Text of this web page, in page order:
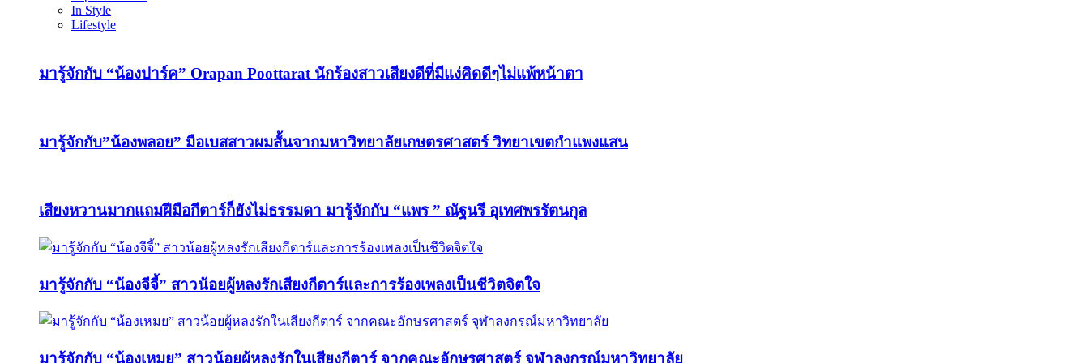
In Style
Lifestyle
มารู้จักกับ “น้องปาร์ค” Orapan Poottarat นักร้องสาวเสียงดีที่มีแง่คิดดีๆไม่แพ้หน้าตา
มารู้จักกับ”น้องพลอย” มือเบสสาวผมสั้นจากมหาวิทยาลัยเกษตรศาสตร์ วิทยาเขตกำแพงแสน
เสียงหวานมากแถมฝีมือกีตาร์ก็ยังไม่ธรรมดา มารู้จักกับ “แพร ” ณัฐนรี อุเทศพรรัตนกุล
มารู้จักกับ “น้องจีจี้” สาวน้อยผู้หลงรักเสียงกีตาร์และการร้องเพลงเป็นชีวิตจิตใจ
มารู้จักกับ “น้องเหมย” สาวน้อยผู้หลงรักในเสียงกีตาร์ จากคณะอักษรศาสตร์ จุฬาลงกรณ์มหาวิทยาลัย